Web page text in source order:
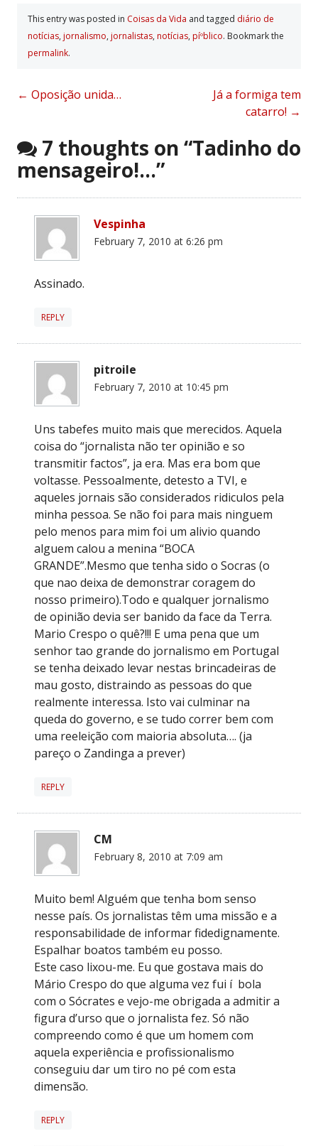
This entry was posted in Coisas da Vida and tagged diário de
notí­cias, jornalismo, jornalistas, notí­cias, píºblico. Bookmark the
permalink.
Post
← Oposição unida…
Já a formiga tem
catarro! →
7 thoughts on “Tadinho do
mensageiro!…”
Vespinha
February 7, 2010 at 6:26 pm
Assinado.
REPLY
pitroile
February 7, 2010 at 10:45 pm
Uns tabefes muito mais que merecidos. Aquela
coisa do “jornalista não ter opinião e so
transmitir factos”, ja era. Mas era bom que
voltasse. Pessoalmente, detesto a TVI, e
aqueles jornais são considerados ridiculos pela
minha pessoa. Se não foi para mais ninguem
pelo menos para mim foi um alivio quando
alguem calou a menina “BOCA
GRANDE”.Mesmo que tenha sido o Socras (o
que nao deixa de demonstrar coragem do
nosso primeiro).Todo e qualquer jornalismo
de opinião devia ser banido da face da Terra.
Mario Crespo o quê?!!! E uma pena que um
senhor tao grande do jornalismo em Portugal
se tenha deixado levar nestas brincadeiras de
mau gosto, distraindo as pessoas do que
realmente interessa. Isto vai culminar na
queda do governo, e se tudo correr bem com
uma reeleição com maioria absoluta…. (ja
pareço o Zandinga a prever)
REPLY
CM
February 8, 2010 at 7:09 am
Muito bem! Alguém que tenha bom senso
nesse país. Os jornalistas têm uma missão e a
responsabilidade de informar fidedignamente.
Espalhar boatos também eu posso.
Este caso lixou-me. Eu que gostava mais do
Mário Crespo do que alguma vez fui í bola
com o Sócrates e vejo-me obrigada a admitir a
figura d’urso que o jornalista fez. Só não
compreendo como é que um homem com
aquela experiência e profissionalismo
conseguiu dar um tiro no pé com esta
dimensão.
REPLY